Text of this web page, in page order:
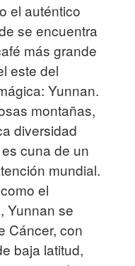
el auténtico
se encuentra
más grande
este del
Yunnan.
montañas,
diversidad
cuna de un
mundial.
el
Yunnan se
Cáncer, con
baja latitud,